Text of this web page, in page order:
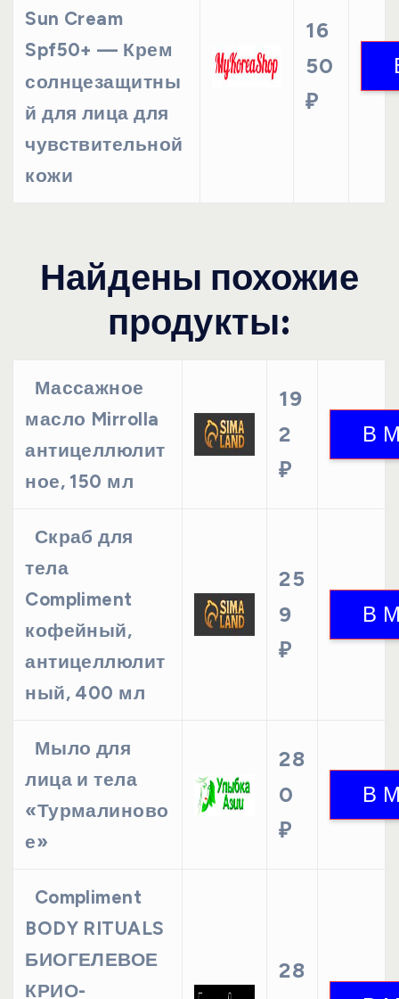
Sun Cream
Spf50+ — Крем
солнцезащитны
й для лица для
чувствительной
кожи
16
50
₽
Найдены похожие
продукты:
Массажное
масло Mirrolla
антицеллюлит
ное, 150 мл
19
2
₽
Скраб для
тела
Compliment
кофейный,
антицеллюлит
ный, 400 мл
25
9
₽
Мыло для
лица и тела
«Турмалиново
е»
28
0
₽
Compliment
BODY RITUALS
БИОГЕЛЕВОЕ
КРИО-
28